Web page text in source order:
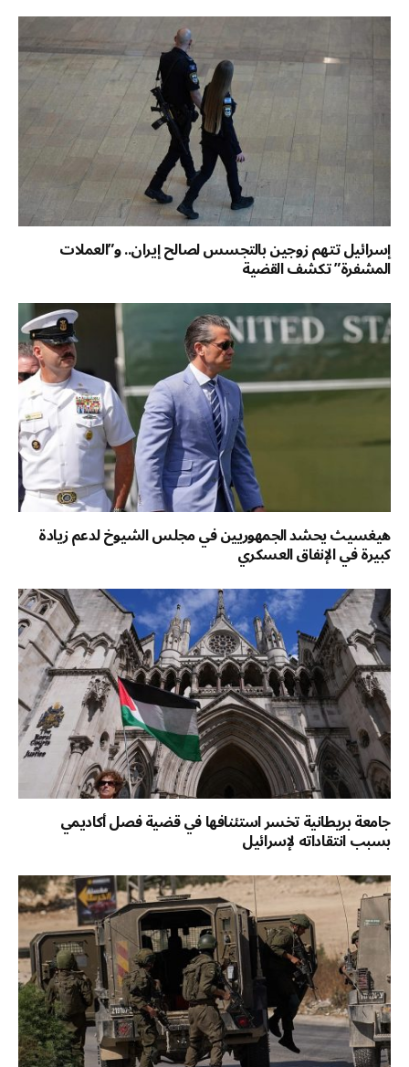
إسرائيل تتهم زوجين بالتجسس لصالح إيران.. و”العملات
المشفرة” تكشف القضية
هيغسيث يحشد الجمهوريين في مجلس الشيوخ لدعم زيادة
كبيرة في الإنفاق العسكري
جامعة بريطانية تخسر استئنافها في قضية فصل أكاديمي
بسبب انتقاداته لإسرائيل